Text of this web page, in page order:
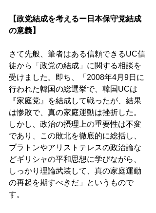
【政党結成を考えるー日本保守党結成
の意義】
さて先般、筆者はある信頼できるUC信
徒から「政党の結成」に関する相談を
受けました。即ち、「2008年4月9日に
行われた韓国の総選挙で、韓国UCは
『家庭党』を結成して戦ったが、結果
は惨敗で、真の家庭運動は挫折した。
しかし、政治の摂理上の重要性は不変
であり、この敗北を徹底的に総括し、
プラトンやアリストテレスの政治論な
どギリシャの平和思想に学びながら、
しっかり理論武装して、真の家庭運動
の再起を期すべきだ」というもので
す。